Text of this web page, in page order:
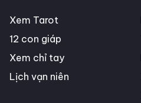
Xem Tarot
12 con giáp
Xem chỉ tay
Lịch vạn niên